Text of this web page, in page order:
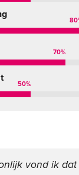
80
70%
50%
vond ik dat